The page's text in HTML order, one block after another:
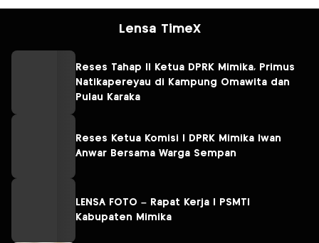
Lensa TimeX
Reses Tahap II Ketua DPRK Mimika, Primus
Natikapereyau di Kampung Omawita dan
Pulau Karaka
Reses Ketua Komisi I DPRK Mimika Iwan
Anwar Bersama Warga Sempan
LENSA FOTO – Rapat Kerja I PSMTI
Kabupaten Mimika